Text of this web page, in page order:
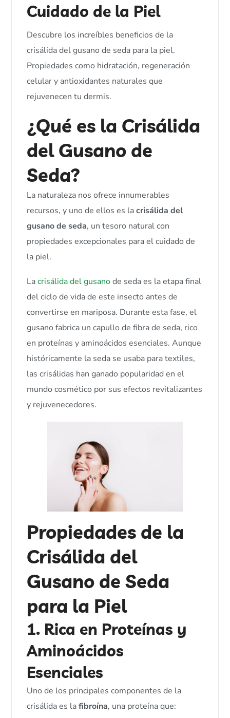
Cuidado de la Piel
Descubre los increíbles beneficios de la
crisálida del gusano de seda para la piel.
Propiedades como hidratación, regeneración
celular y antioxidantes naturales que
rejuvenecen tu dermis.
¿Qué es la Crisálida
del Gusano de
Seda?
La naturaleza nos ofrece innumerables
recursos, y uno de ellos es lacrisálida del
gusano de seda, un tesoro natural con
propiedades excepcionales para el cuidado de
la piel.
Lacrisálida del gusanode seda es la etapa final
del ciclo de vida de este insecto antes de
convertirse en mariposa. Durante esta fase, el
gusano fabrica un capullo de fibra de seda, rico
en proteínas y aminoácidos esenciales. Aunque
históricamente la seda se usaba para textiles,
las crisálidas han ganado popularidad en el
mundo cosmético por sus efectos revitalizantes
y rejuvenecedores.
Propiedades de la
Crisálida del
Gusano de Seda
para la Piel
1. Rica en Proteínas y
Aminoácidos
Esenciales
Uno de los principales componentes de la
crisálida es lafibroína, una proteína que: